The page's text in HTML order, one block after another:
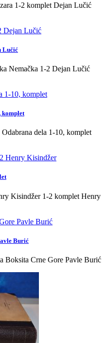
1-2 komplet Dejan Lučić
Lučić
Nemačka 1-2 Dejan Lučić
komplet
dela 1-10, komplet
Kisindžer 1-2 komplet Henry
Burić
Boksita Crne Gore Pavle Burić